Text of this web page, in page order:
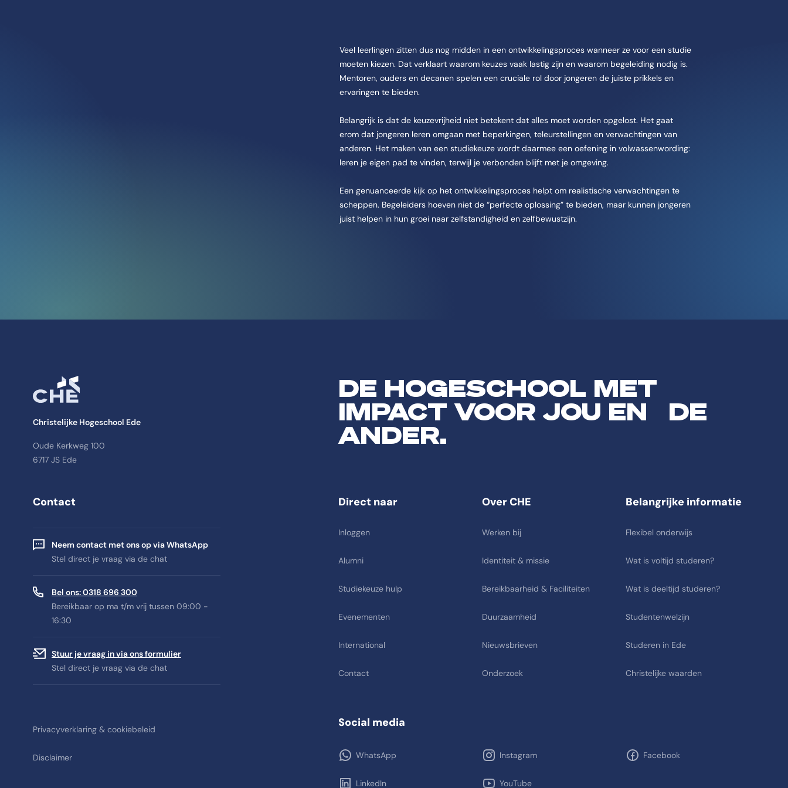
Veel leerlingen zitten dus nog midden in een ontwikkelingsproces wanneer ze voor een studie
moeten kiezen. Dat verklaart waarom keuzes vaak lastig zijn en waarom begeleiding nodig is.
Mentoren, ouders en decanen spelen een cruciale rol door jongeren de juiste prikkels en
ervaringen te bieden.
Belangrijk is dat de keuzevrijheid niet betekent dat alles moet worden opgelost. Het gaat
erom dat jongeren leren omgaan met beperkingen, teleurstellingen en verwachtingen van
anderen. Het maken van een studiekeuze wordt daarmee een oefening in volwassenwording:
leren je eigen pad te vinden, terwijl je verbonden blijft met je omgeving.
Een genuanceerde kijk op het ontwikkelingsproces helpt om realistische verwachtingen te
scheppen. Begeleiders hoeven niet de “perfecte oplossing” te bieden, maar kunnen jongeren
juist helpen in hun groei naar zelfstandigheid en zelfbewustzijn.
Christelijke Hogeschool Ede
Oude Kerkweg 100
6717 JS Ede
DE HOGESCHOOL MET
IMPACT VOOR JOU EN DE
ANDER.
Contact
Neem contact met ons op via WhatsApp
Stel direct je vraag via de chat
Bel ons: 0318 696 300
Bereikbaar op ma t/m vrij tussen 09:00 -
16:30
Stuur je vraag in via ons formulier
Stel direct je vraag via de chat
Direct naar
Inloggen
Alumni
Studiekeuze hulp
Evenementen
International
Contact
Over CHE
Werken bij
Identiteit & missie
Bereikbaarheid & Faciliteiten
Duurzaamheid
Nieuwsbrieven
Onderzoek
Belangrijke informatie
Flexibel onderwijs
Wat is voltijd studeren?
Wat is deeltijd studeren?
Studentenwelzijn
Studeren in Ede
Christelijke waarden
Privacyverklaring & cookiebeleid
Disclaimer
Social media
WhatsApp Instagram Facebook
LinkedIn YouTube